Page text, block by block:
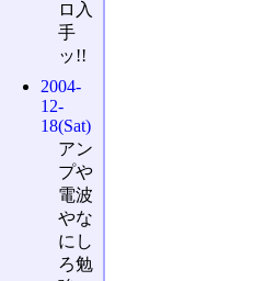
ロ入
手
ッ!!
2004-
12-
18(Sat)
アン
プや
電波
やな
にし
ろ勉